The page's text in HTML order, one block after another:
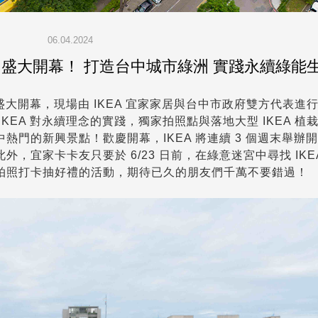
06.04.2024
大開幕！ 打造台中城市綠洲 實踐永續綠能
開幕，現場由 IKEA 宜家家居與台中市政府雙方代表進
對永續理念的實踐，獨家拍照點與落地大型 IKEA 植
門的新興景點！歡慶開幕，IKEA 將連續 3 個週末舉辦
，宜家卡卡友只要於 6/23 日前，在綠意迷宮中尋找
打卡抽好禮的活動，期待已久的朋友們千萬不要錯過！